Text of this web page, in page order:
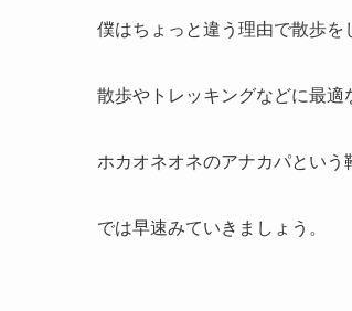
僕はちょっと違う理由で散歩
散歩やトレッキングなどに最適
ホカオネオネのアナカパという
では早速みていきましょう。